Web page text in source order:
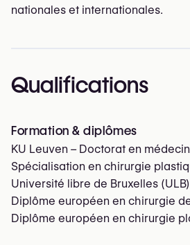
nationales et internationales.
Qualifications
Formation & diplômes
KU Leuven – Doctorat en
Spécialisation en chirurgie
Université libre de Bruxelles
Diplôme européen en chirurgie
Diplôme européen en chirurgie